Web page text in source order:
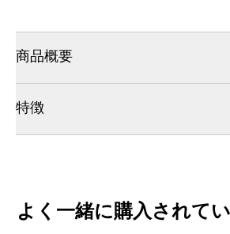
商品概要
特徴
よく一緒に購入されて